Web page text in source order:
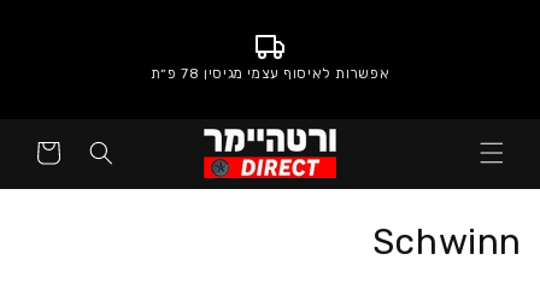
אפשרות לאיסוף עצמי מגיסין 78 פ״ת
קניות
:
Schwinn